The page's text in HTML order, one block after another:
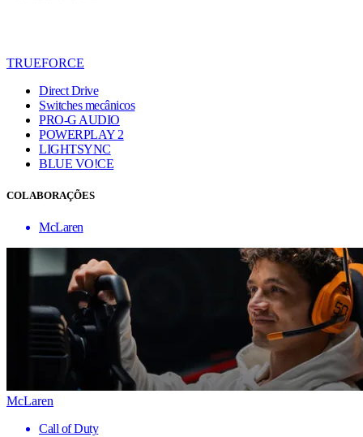
TRUEFORCE
Direct Drive
Switches mecânicos
PRO-G AUDIO
POWERPLAY 2
LIGHTSYNC
BLUE VO!CE
COLABORAÇÕES
McLaren
McLaren
Call of Duty